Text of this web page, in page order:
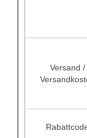
Versand /